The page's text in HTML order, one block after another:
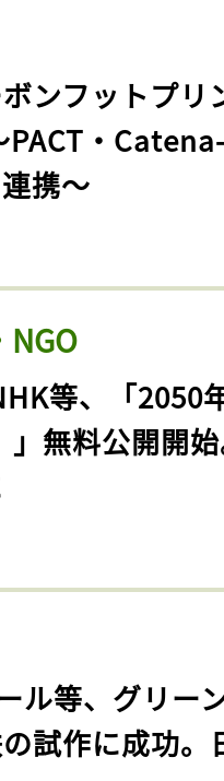
ンフットプリ
・
携〜
等、「2050
」無料公開開
ル等、グリー
試作に成功。